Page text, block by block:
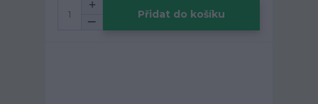
Přidat do košíku